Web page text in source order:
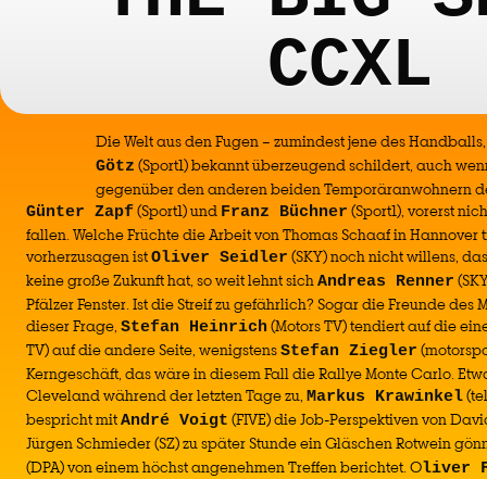
CCXL
Die Welt aus den Fugen – zumindest jene des
Götz (Sport1) bekannt überzeugend schildert, auch
gegenüber den anderen beiden Temporäranwohnern
Günter Zapf(Sport1) und Franz Büchner (Sport1), vorerst
fallen. Welche Früchte die Arbeit von Thomas Schaaf in
vorherzusagen istOliver Seidler (SKY) noch nicht willens,
keine große Zukunft hat, so weit lehnt sichAndreas Renner
Pfälzer Fenster. Ist die Streif zu gefährlich? Sogar die Freunde des
dieser Frage, Stefan Heinrich (Motors TV) tendiert auf die
TV) auf die andere Seite, wenigstensStefan Ziegler
Kerngeschäft, das wäre in diesem Fall die Rallye Monte Carlo.
Cleveland während der letzten Tage zu, Markus Krawinkel
bespricht mitAndré Voigt (FIVE) die Job-Perspektiven von
Jürgen Schmieder (SZ) zu später Stunde ein Gläschen Rotwein
(DPA) von einem höchst angenehmen Treffen berichtet. Oliver